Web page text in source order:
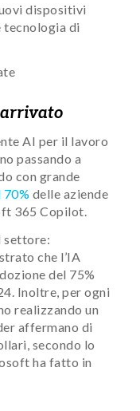
dispositivi
tecnologia di
arrivato
AI per il lavoro
passando a
con grande
70% delle aziende
365 Copilot.
settore:
che l’IA
del 75%
Inoltre, per ogni
realizzando un
affermano di
secondo lo
ha fatto in